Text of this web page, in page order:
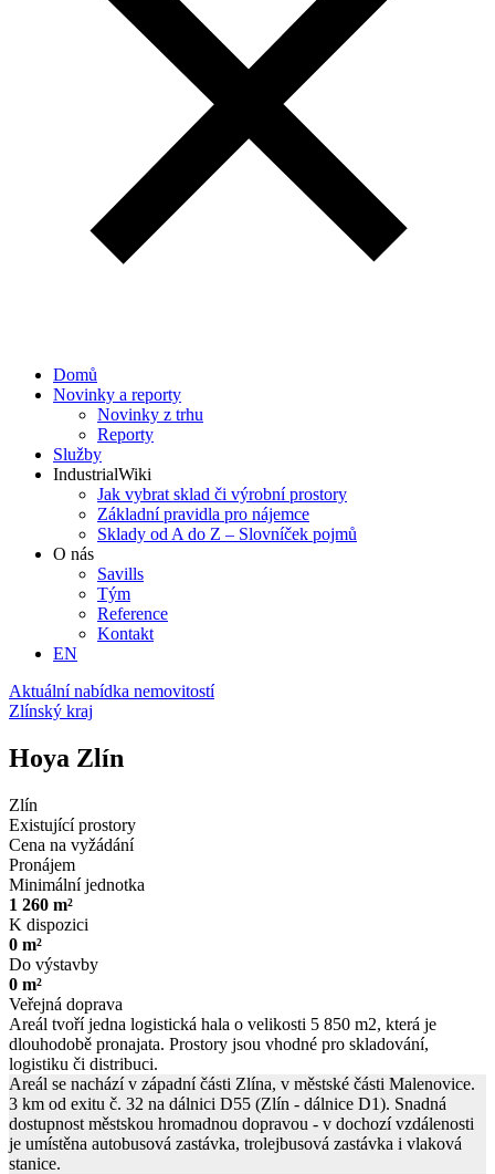
Domů
Novinky a reporty
Novinky z trhu
Reporty
Služby
IndustrialWiki
Jak vybrat sklad či výrobní prostory
Základní pravidla pro nájemce
Sklady od A do Z – Slovníček pojmů
O nás
Savills
Tým
Reference
Kontakt​
EN
Aktuální nabídka nemovitostí
Zlínský kraj
Hoya Zlín
Zlín
Existující prostory
Cena na vyžádání
Pronájem
Minimální jednotka
1 260 m²
K dispozici
0 m²
Do výstavby
0 m²
Veřejná doprava
Areál tvoří jedna logistická hala o velikosti 5 850 m2, která je
dlouhodobě pronajata. Prostory jsou vhodné pro skladování,
logistiku či distribuci.
Areál se nachází v západní části Zlína, v městské části Malenovice.
3 km od exitu č. 32 na dálnici D55 (Zlín - dálnice D1). Snadná
dostupnost městskou hromadnou dopravou - v dochozí vzdálenosti
je umístěna autobusová zastávka, trolejbusová zastávka i vlaková
stanice.